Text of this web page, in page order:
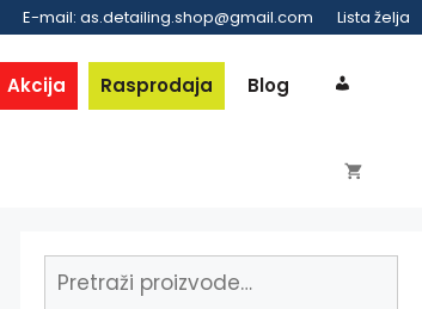
E-mail: as.detailing.shop@gmail.com Lista želja
Akcija Rasprodaja Blog